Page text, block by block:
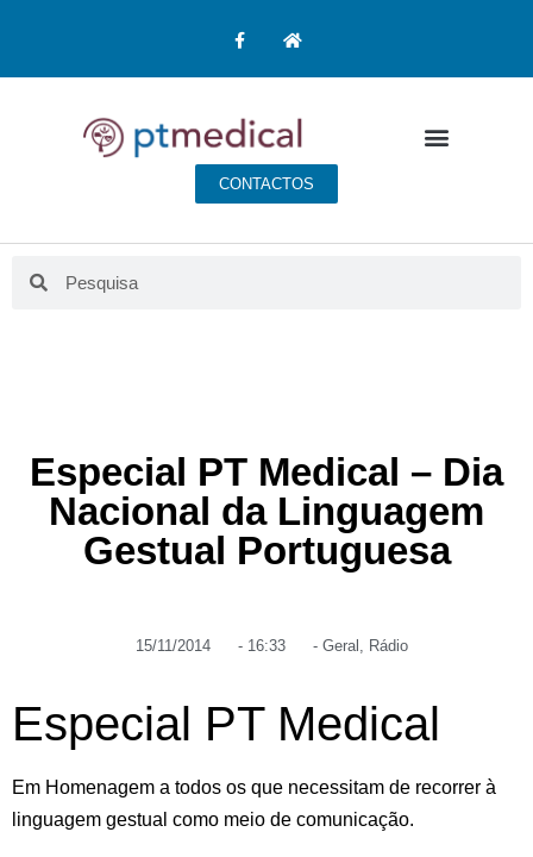
CONTACTOS
Especial PT Medical – Dia
Nacional da Linguagem
Gestual Portuguesa
15/11/2014 - 16:33 - Geral , Rádio
Especial PT Medical
Em Homenagem a todos os que necessitam de recorrer à
linguagem gestual como meio de comunicação.